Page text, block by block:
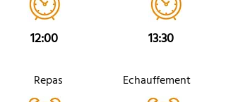
12:00 13:30
Repas Echauffement